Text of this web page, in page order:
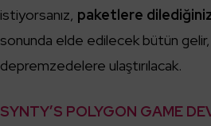
istiyorsanız, paketlere
sonunda elde edilecek bütün
depremzedelere ulaştırılacak.
SYNTY’S POLYGON GAME